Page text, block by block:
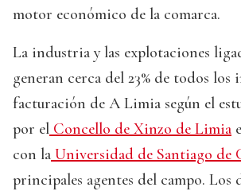
motor económico de la comarca.
La industria y las explotaciones
generan cerca del 23% de todos los
facturación de A Limia según el
por el Concello de Xinzo de Limia
con la Universidad de Santiago de
principales agentes del campo. Los